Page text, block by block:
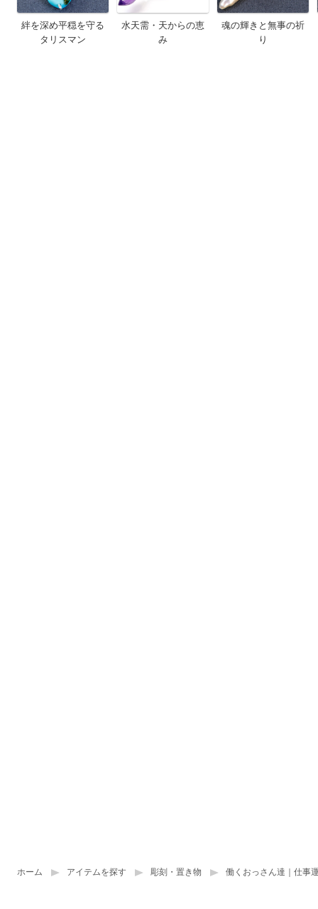
絆を深め平穏を守る
タリスマン
水天需・天からの恵
み
魂の輝きと無事の祈
り
ホーム アイテムを探す 彫刻・置き物 働くおっさん達｜仕事